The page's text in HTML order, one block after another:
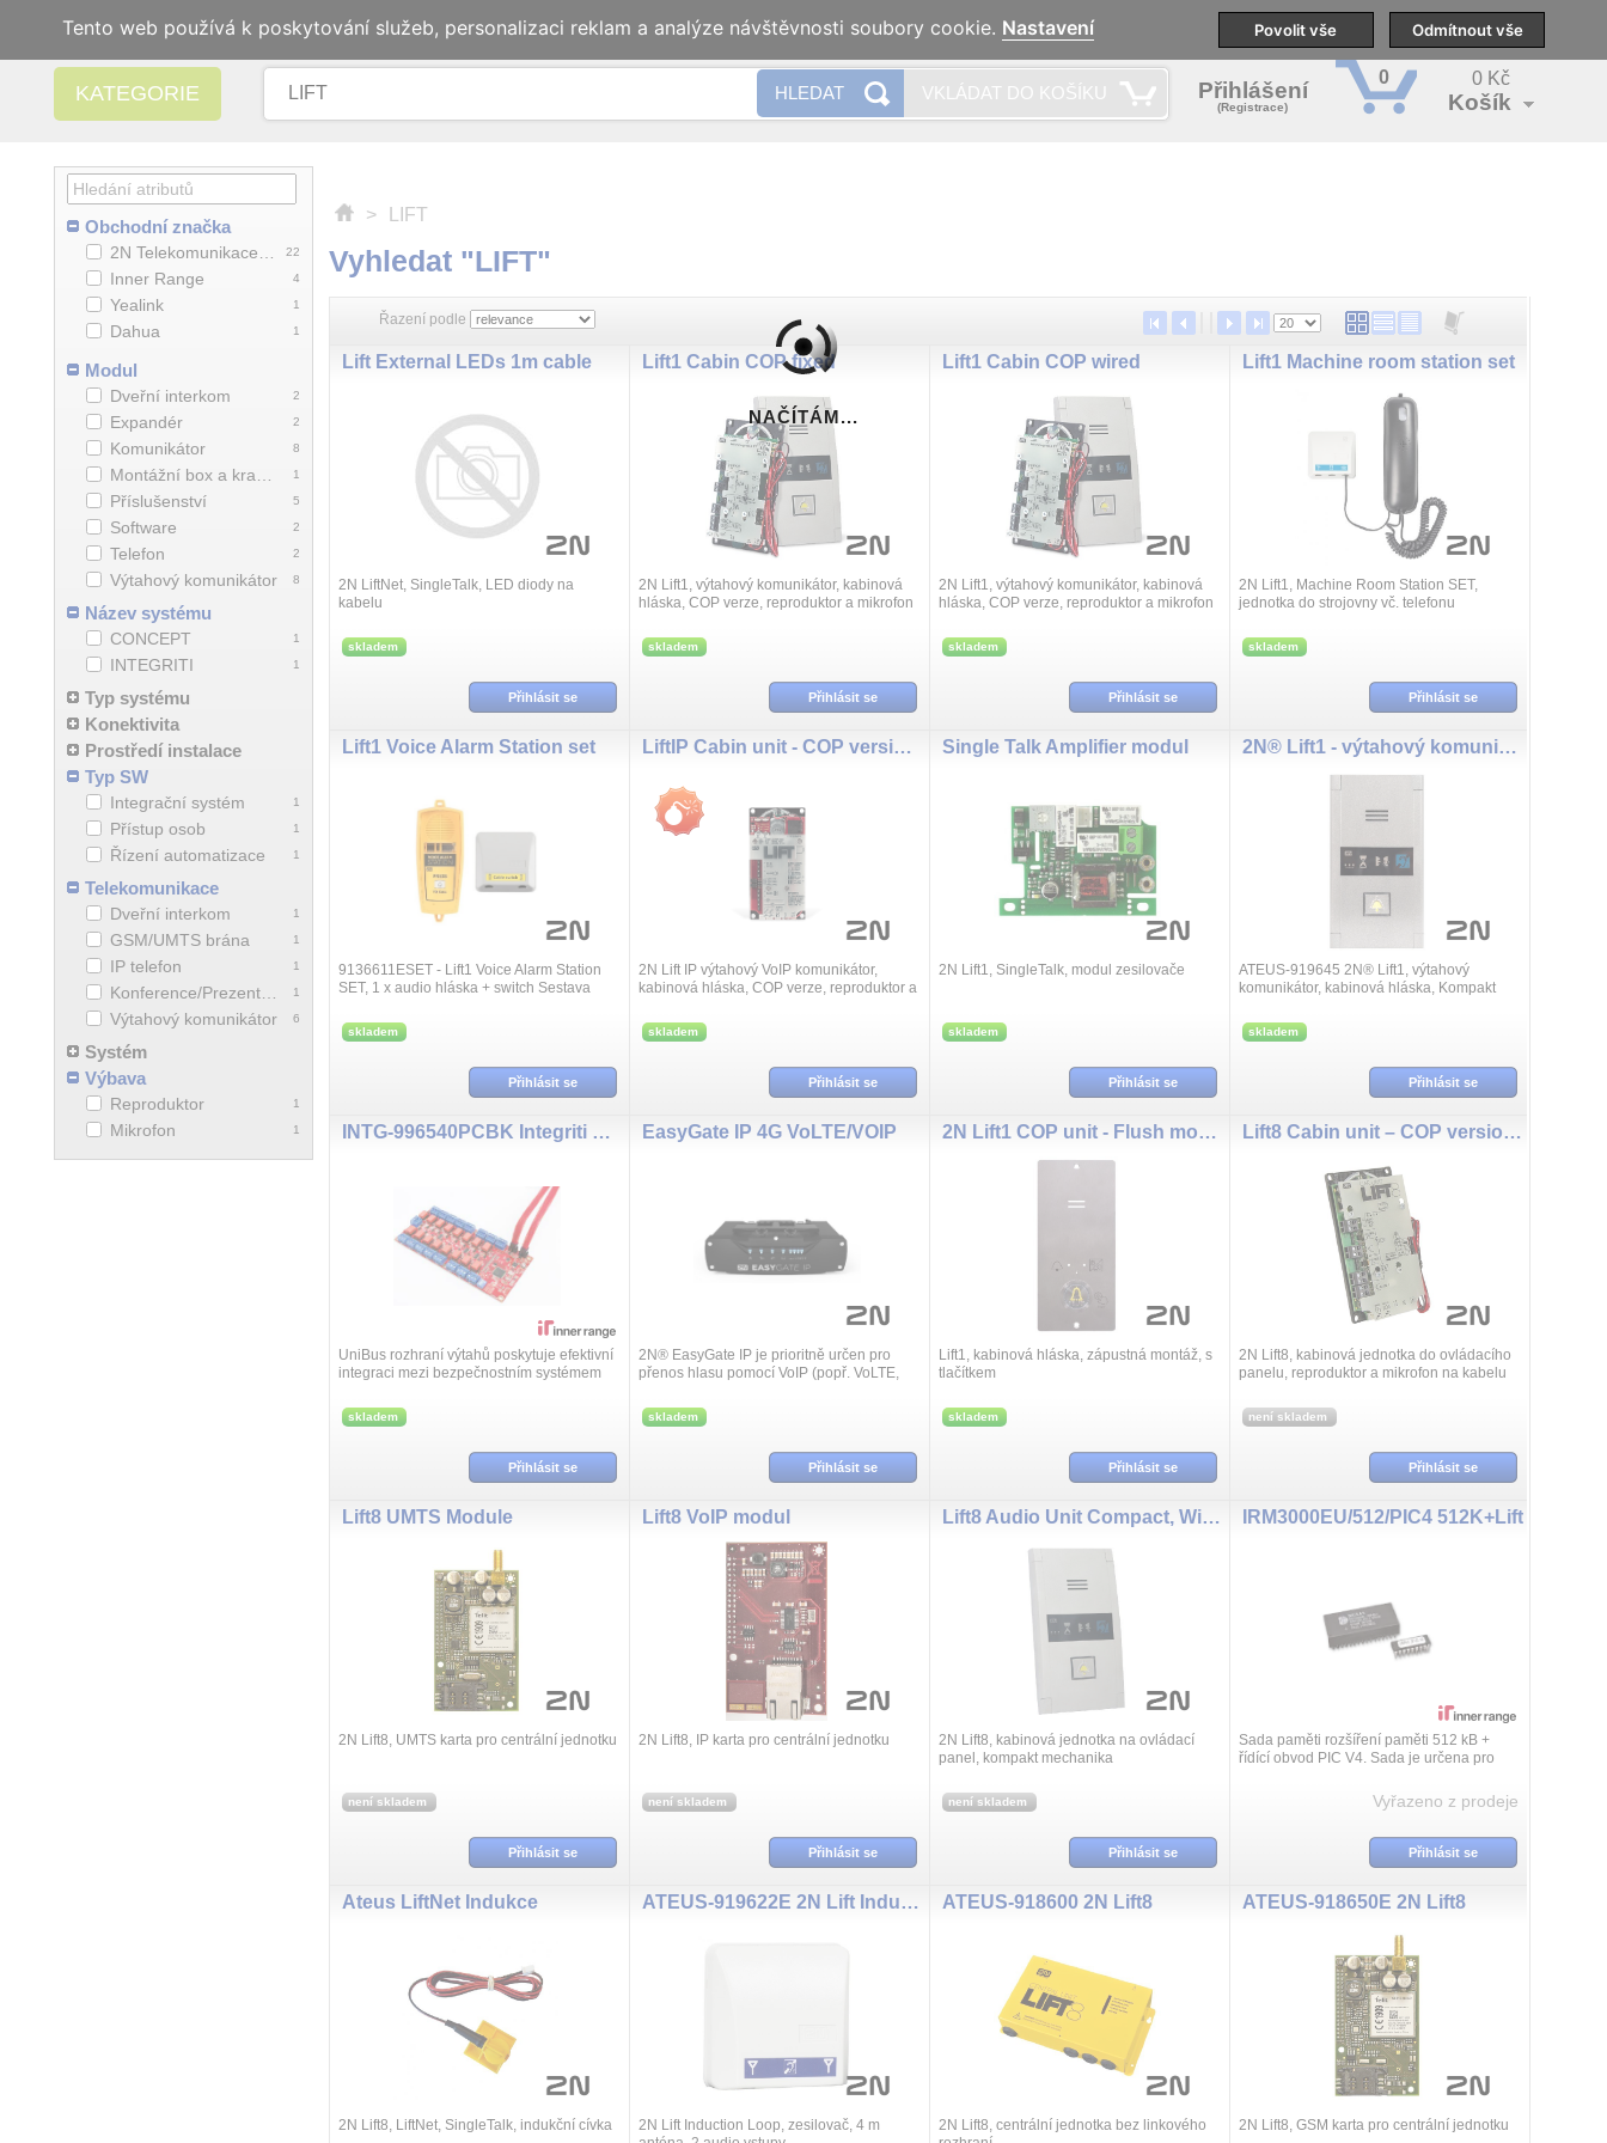
Naše pobočky Technická podpora CS
KATEGORIE HLEDAT VKLÁDAT DO KOŠÍKU Přihlášení
(Registrace)
0 0 Kč
Košík
Obchodní značka
22
4
Inner Range
1
Yealink
1
Dahua
Modul
2
Dveřní interkom
2
Expandér
8
Komunikátor
1
5
Příslušenství
2
Software
2
Telefon
8
Výtahový komunikátor
Název systému
1
CONCEPT
1
INTEGRITI
Typ systému
Konektivita
Prostředí instalace
Typ SW
1
Integrační systém
1
Přístup osob
1
Řízení automatizace
Telekomunikace
1
Dveřní interkom
1
GSM/UMTS brána
1
IP telefon
1
Konference/Prezentace
6
Výtahový komunikátor
Systém
Výbava
1
Reproduktor
1
Mikrofon
> LIFT
Vyhledat "LIFT"
NAČÍTÁM...
Řazení podle
Lift External LEDs 1m cable
2N LiftNet, SingleTalk, LED diody na
kabelu
skladem
Přihlásit se
Lift1 Cabin COP fixed
2N Lift1, výtahový komunikátor, kabinová
hláska, COP verze, reproduktor a mikrofon
skladem
Přihlásit se
Lift1 Cabin COP wired
2N Lift1, výtahový komunikátor, kabinová
hláska, COP verze, reproduktor a mikrofon
skladem
Přihlásit se
Lift1 Machine room station set
2N Lift1, Machine Room Station SET,
jednotka do strojovny vč. telefonu
skladem
Přihlásit se
Lift1 Voice Alarm Station set
9136611ESET - Lift1 Voice Alarm Station
SET, 1 x audio hláska + switch Sestava
kabinu výtahu a switche pro připojení k Li...
skladem
Přihlásit se
LiftIP Cabin unit - COP version - wired
2N Lift IP výtahový VoIP komunikátor,
kabinová hláska, COP verze, reproduktor a
skladem
Přihlásit se
Single Talk Amplifier modul
2N Lift1, SingleTalk, modul zesilovače
skladem
Přihlásit se
2N® Lift1 - výtahový komunikátor - pro povrchovou montáž
ATEUS-919645 2N® Lift1, výtahový
komunikátor, kabinová hláska, Kompakt
(CZ)
skladem
Přihlásit se
INTG-996540PCBK Integriti UniBus Lift Interface 16 Button Feedback
UniBus rozhraní výtahů poskytuje efektivní
integraci mezi bezpečnostním systémem
skladem
Přihlásit se
EasyGate IP 4G VoLTE/VOIP
2N® EasyGate IP je prioritně určen pro
přenos hlasu pomocí VoIP (popř. VoLTE,
koncovým zařízením s rozhraním FX...
skladem
Přihlásit se
2N Lift1 COP unit - Flush mounting, EN
Lift1, kabinová hláska, zápustná montáž, s
tlačítkem
skladem
Přihlásit se
Lift8 Cabin unit – COP version - wired
2N Lift8, kabinová jednotka do ovládacího
panelu, reproduktor a mikrofon na kabelu
není skladem
Přihlásit se
Lift8 UMTS Module
2N Lift8, UMTS karta pro centrální jednotku
není skladem
Přihlásit se
Lift8 VoIP modul
2N Lift8, IP karta pro centrální jednotku
není skladem
Přihlásit se
Lift8 Audio Unit Compact, With button
2N Lift8, kabinová jednotka na ovládací
panel, kompakt mechanika
není skladem
Přihlásit se
IRM3000EU/512/PIC4 512K+Lift
Sada paměti rozšíření paměti 512 kB +
řídící obvod PIC V4. Sada je určena pro
nebo Otis při použití komunikační ú...
Vyřazeno z prodeje
Přihlásit se
Ateus LiftNet Indukce
2N Lift8, LiftNet, SingleTalk, indukční cívka
ATEUS-919622E 2N Lift Induction Loop
2N Lift Induction Loop, zesilovač, 4 m
ATEUS-918600 2N Lift8
2N Lift8, centrální jednotka bez linkového
ATEUS-918650E 2N Lift8
2N Lift8, GSM karta pro centrální jednotku
Tento web používá k poskytování služeb, personalizaci reklam a analýze návštěvnosti soubory cookie. Nastavení Povolit vše Odmítnout vše